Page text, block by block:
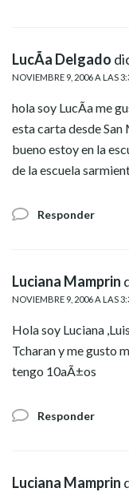
LucÃ­a Delgado
NOVIEMBRE 9, 2006 A LAS
hola soy LucÃ­a me
esta carta desde
bueno estoy en la
de la escuela
Responder
Luciana Mamprin
NOVIEMBRE 9, 2006 A LAS
Hola soy Luciana
Tcharan y me gusto
tengo 10aÃ±os
Responder
Luciana Mamprin